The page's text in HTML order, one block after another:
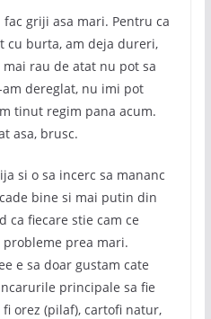
griji asa mari. Pentru ca
cu burta, am deja dureri,
rau de atat nu pot sa
dereglat, nu imi pot
tinut regim pana acum.
asa, brusc.
si o sa incerc sa mananc
bine si mai putin din
ca fiecare stie cam ce
probleme prea mari.
e sa doar gustam cate
principale sa fie
orez (pilaf), cartofi natur,